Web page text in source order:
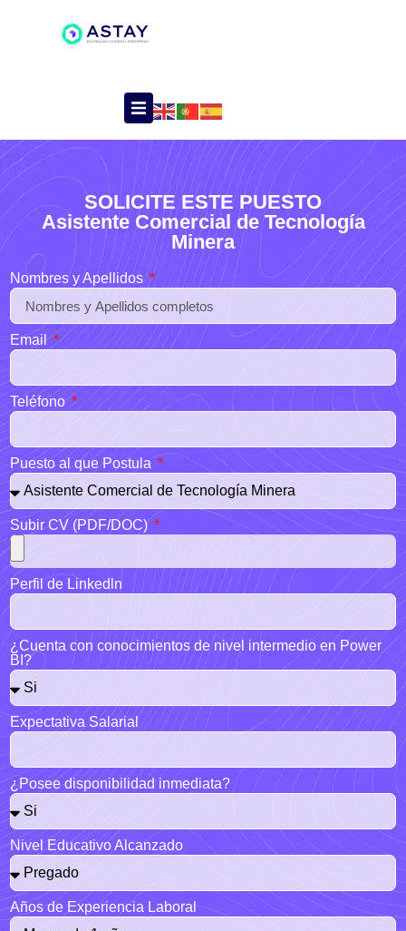
SOLICITE ESTE PUESTO
Asistente Comercial de Tecnología
Minera
Nombres y Apellidos
Email
Teléfono
Puesto al que Postula
Subir CV (PDF/DOC)
Perfil de Linkedln
¿Cuenta con conocimientos de nivel intermedio en Power
BI?
Expectativa Salarial
¿Posee disponibilidad inmediata?
Nivel Educativo Alcanzado
Años de Experiencia Laboral